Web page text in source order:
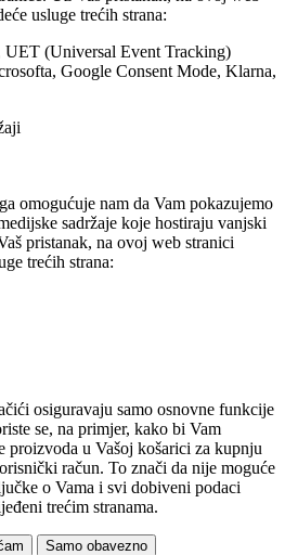
usluge trećih strana:
UET (Universal Event Tracking)
Google Consent Mode, Klarna,
omogućuje nam da Vam pokazujemo
sadržaje koje hostiraju vanjski
pristanak, na ovoj web stranici
trećih strana:
osiguravaju samo osnovne funkcije
se, na primjer, kako bi Vam
u Vašoj košarici za kupnju
račun. To znači da nije moguće
o Vama i svi dobiveni podaci
trećim stranama.
Samo obavezno